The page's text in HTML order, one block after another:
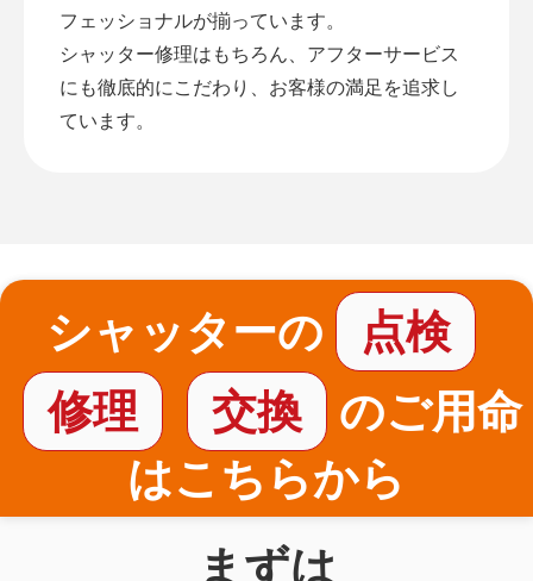
フェッショナルが揃っています。
シャッター修理はもちろん、アフターサービス
にも徹底的にこだわり、お客様の満足を追求し
ています。
シャッターの
点検
修理
交換
のご用命
はこちらから
まずは